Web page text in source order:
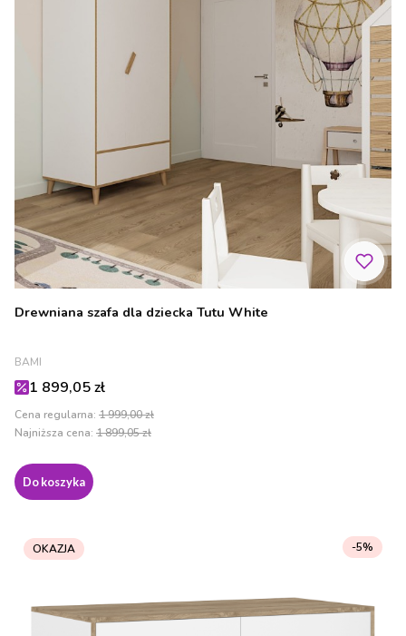
Drewniana szafa dla dziecka Tutu White
PRODUCENT
BAMI
Cena promocyjna
1 899,05 zł
Cena regularna: 1 999,00 zł
Najniższa cena: 1 899,05 zł
Do koszyka
OKAZJA -5%